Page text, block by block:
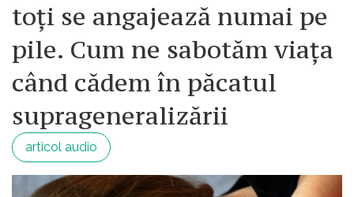
toți se angajează numai pe
pile. Cum ne sabotăm viața
când cădem în păcatul
suprageneralizării
articol audio